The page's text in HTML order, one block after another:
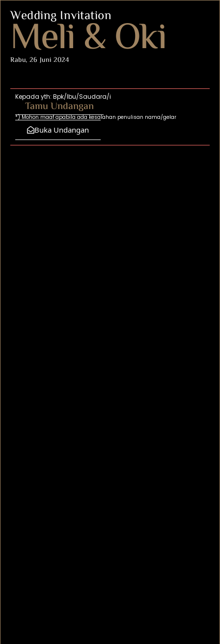
Wedding Invitation
Meli & Oki
Rabu, 26 Juni 2024
Kepada yth: Bpk/Ibu/Saudara/i
Tamu Undangan
*) Mohon maaf apabila ada kesalahan penulisan nama/gelar
Buka Undangan